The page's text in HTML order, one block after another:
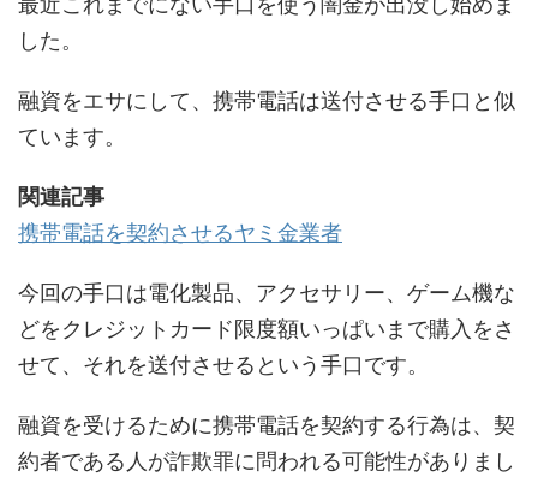
した。
融資をエサにして、携帯電話は送付させる手口と似
ています。
関連記事
携帯電話を契約させるヤミ金業者
今回の手口は電化製品、アクセサリー、ゲーム機な
どをクレジットカード限度額いっぱいまで購入をさ
せて、それを送付させるという手口です。
融資を受けるために携帯電話を契約する行為は、契
約者である人が詐欺罪に問われる可能性がありまし